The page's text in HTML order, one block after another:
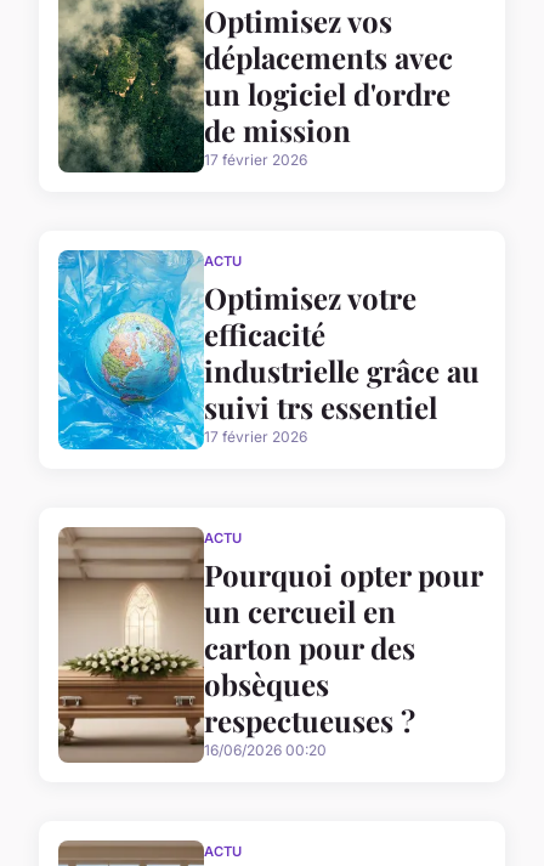
Optimisez vos
déplacements avec
un logiciel d'ordre
de mission
17 février 2026
ACTU
Optimisez votre
efficacité
industrielle grâce au
suivi trs essentiel
17 février 2026
ACTU
Pourquoi opter pour
un cercueil en
carton pour des
obsèques
respectueuses ?
16/06/2026 00:20
ACTU